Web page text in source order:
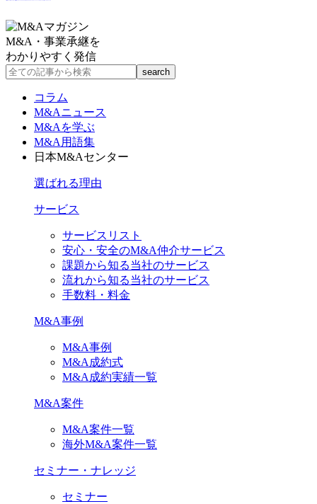
M&A・事業承継を
わかりやすく発信
コラム
M&Aニュース
M&Aを学ぶ
M&A用語集
日本M&Aセンター
選ばれる理由
サービス
サービスリスト
安心・安全のM&A仲介サービス
課題から知る当社のサービス
流れから知る当社のサービス
手数料・料金
M&A事例
M&A事例
M&A成約式
M&A成約実績一覧
M&A案件
M&A案件一覧
海外M&A案件一覧
セミナー・ナレッジ
セミナー